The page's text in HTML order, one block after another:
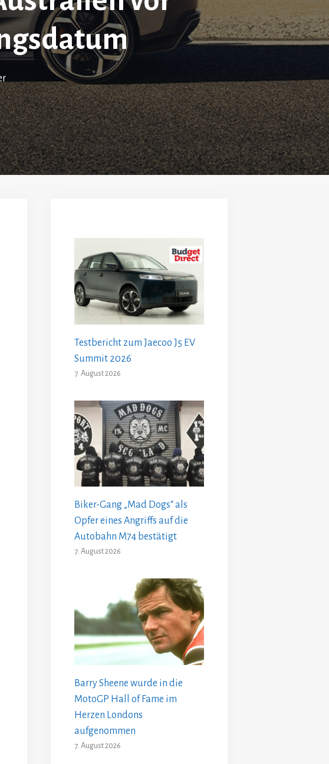
Testbericht zum Jaecoo J5 EV
Summit 2026
7. August 2026
Biker-Gang „Mad Dogs“ als
Opfer eines Angriffs auf die
Autobahn M74 bestätigt
7. August 2026
Barry Sheene wurde in die
MotoGP Hall of Fame im
Herzen Londons
aufgenommen
7. August 2026